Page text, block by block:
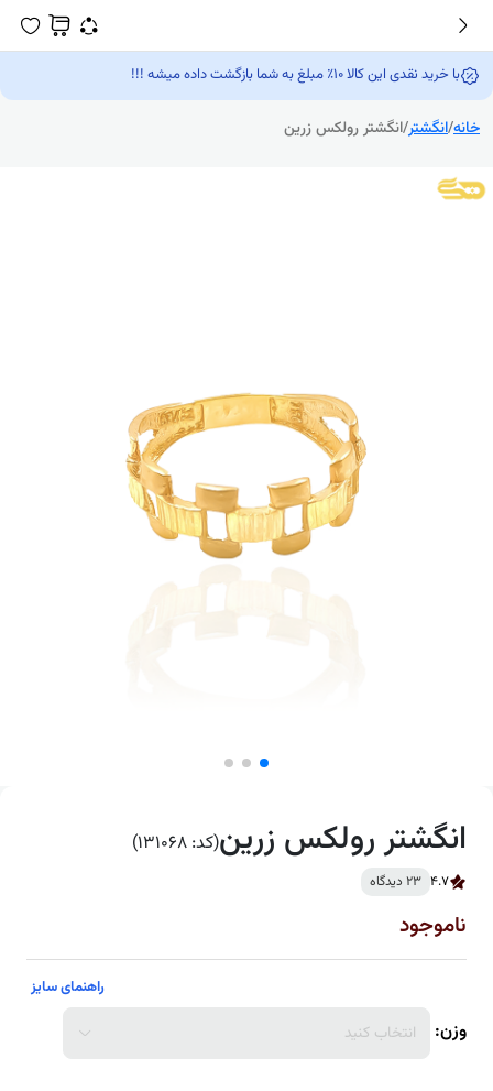
با خرید نقدی این کالا 10٪ مبلغ به شما بازگشت داده میشه !!!
خانه/انگشتر/انگشتر رولکس زرین
انگشتر رولکس زرین(کد: 131068)
4.7 23 دیدگاه
ناموجود
راهنمای سایز
وزن: انتخاب کنید